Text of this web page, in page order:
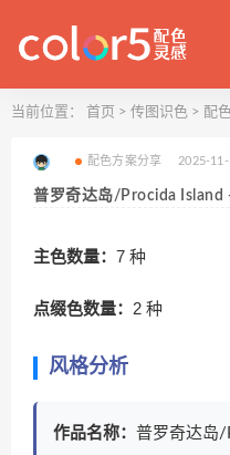
当前位置： 首页 > 传图识色 > 配
配色方案分享 2025-
普罗奇达岛/Procida Island
主色数量： 7 种
点缀色数量： 2 种
风格分析
作品名称： 普罗奇达岛/